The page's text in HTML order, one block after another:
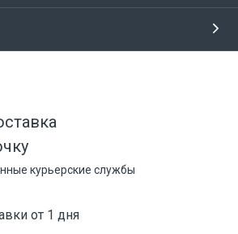
курьерские службы
от 1 дня